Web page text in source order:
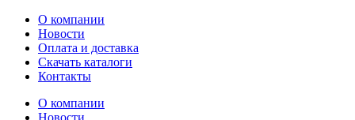
О компании
Новости
Оплата и доставка
Скачать каталоги
Контакты
О компании
Новости